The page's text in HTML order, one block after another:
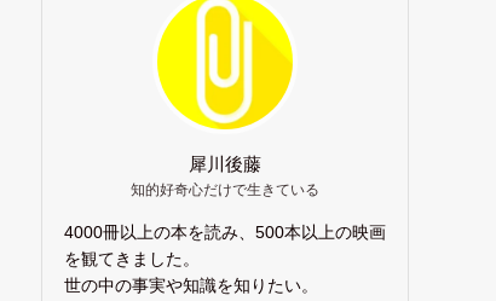
犀川後藤
知的好奇心だけで生きている
4000冊以上の本を読み、500本以上の映画
を観てきました。
世の中の事実や知識を知りたい。